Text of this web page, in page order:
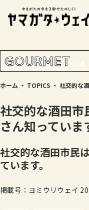
GOURMETたべる
ホーム ・ TOPICS ・
社交的な酒田市
さん知っていま
社交的な酒田市民
ています。
掲載号：ヨミウリウェイ